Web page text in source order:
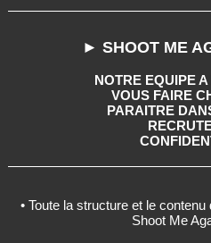
► SHOOT ME
NOTRE EQUIPE
VOUS FAIRE
PARAITRE
• Toute la structure et le
Shoot Me